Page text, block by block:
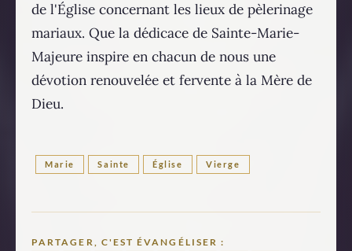
de l'Église concernant les lieux de pèlerinage
mariaux. Que la dédicace de Sainte-Marie-
Majeure inspire en chacun de nous une
dévotion renouvelée et fervente à la Mère de
Dieu.
Marie Sainte Église Vierge
PARTAGER, C'EST ÉVANGÉLISER :